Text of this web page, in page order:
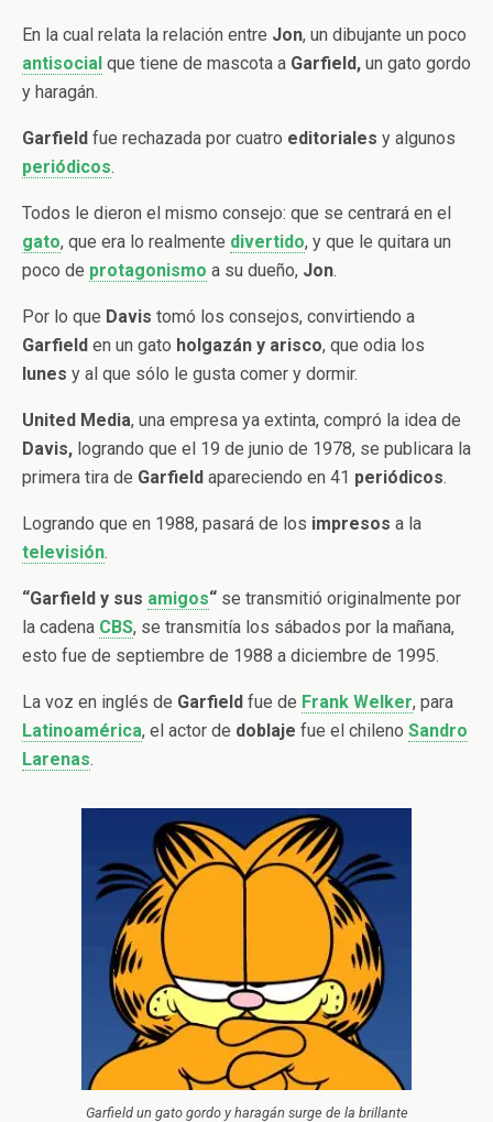
En la cual relata la relación entre Jon, un dibujante un poco
antisocial que tiene de mascota a Garfield, un gato gordo
y haragán.
Garfield fue rechazada por cuatro editoriales y algunos
periódicos.
Todos le dieron el mismo consejo: que se centrará en el
gato, que era lo realmente divertido, y que le quitara un
poco de protagonismo a su dueño, Jon.
Por lo que Davis tomó los consejos, convirtiendo a
Garfield en un gato holgazán y arisco, que odia los
lunes y al que sólo le gusta comer y dormir.
United Media, una empresa ya extinta, compró la idea de
Davis, logrando que el 19 de junio de 1978, se publicara la
primera tira de Garfield apareciendo en 41 periódicos.
Logrando que en 1988, pasará de los impresos a la
televisión.
“Garfield y sus amigos“ se transmitió originalmente por
la cadena CBS, se transmitía los sábados por la mañana,
esto fue de septiembre de 1988 a diciembre de 1995.
La voz en inglés de Garfield fue de Frank Welker, para
Latinoamérica, el actor de doblaje fue el chileno Sandro
Larenas.
Garfield un gato gordo y haragán surge de la brillante